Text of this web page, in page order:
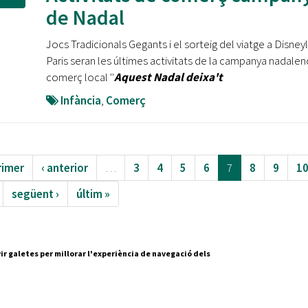
de Nadal
Jocs Tradicionals Gegants i el sorteig del viatge a
Paris seran les últimes activitats de la campanya
comerç local ''Aquest Nadal deixa't
Infància, Comerç
‹ anterior … 3 4 5 6 7 8 9
10
següent ›
últim »
galetes per millorar l'experiència de navegació dels